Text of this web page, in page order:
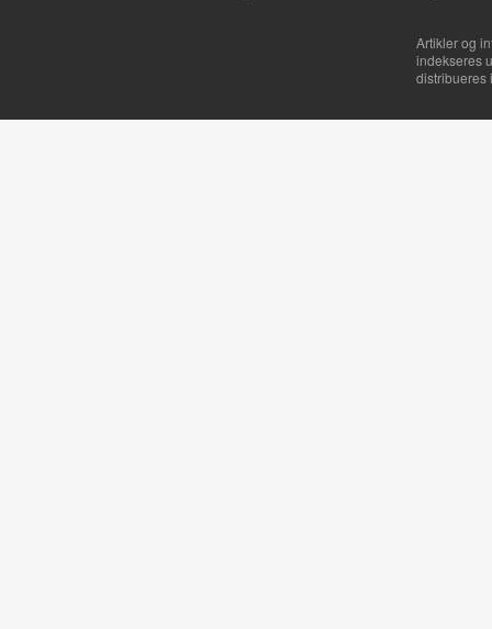
Artikler og
indekseres
distribueres